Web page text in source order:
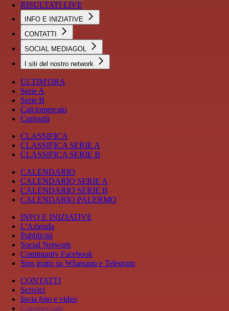
RISULTATI LIVE
INFO E INIZIATIVE
CONTATTI
SOCIAL MEDIAGOL
I siti del nostro network
ULTIM'ORA
Serie A
Serie B
Calciomercato
Curiosità
CLASSIFICA
CLASSIFICA SERIE A
CLASSIFICA SERIE B
CALENDARIO
CALENDARIO SERIE A
CALENDARIO SERIE B
CALENDARIO PALERMO
INFO E INIZIATIVE
L'Azienda
Pubblicità
Social Network
Community Facebook
Sms gratis su Whatsapp e Telegram
CONTATTI
Scrivici
Invia foto e video
Commerciale